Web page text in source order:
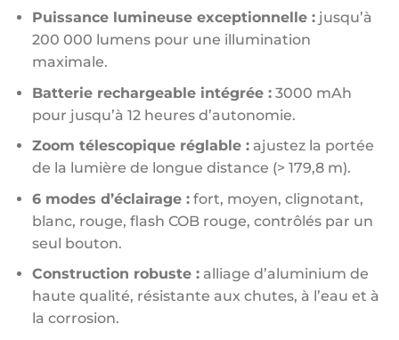
Puissance lumineuse exceptionnelle :jusqu’à
200 000 lumens pour une illumination
maximale.
Batterie rechargeable intégrée :3000 mAh
pour jusqu’à 12 heures d’autonomie.
Zoom télescopique réglable :ajustez la portée
de la lumière de longue distance (> 179,8 m).
6 modes d’éclairage :fort, moyen, clignotant,
blanc, rouge, flash COB rouge, contrôlés par un
seul bouton.
Construction robuste :alliage d’aluminium de
haute qualité, résistante aux chutes, à l’eau et à
la corrosion.